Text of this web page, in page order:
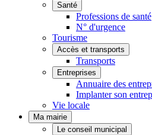
Santé
Professions de santé
N° d'urgence
Tourisme
Accès et transports
Transports
Entreprises
Annuaire des
Implanter son
Vie locale
Ma mairie
Le conseil municipal